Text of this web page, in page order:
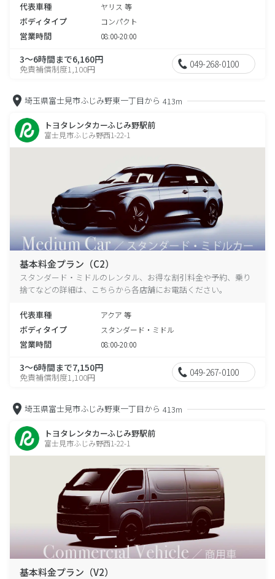
代表車種 ヤリス 等
ボディタイプ コンパクト
営業時間 08:00-20:00
3～6時間まで6,160円
免責補償制度1,100円 049-268-0100
埼玉県富士見市ふじみ野東一丁目から 413m
トヨタレンタカーふじみ野駅前
富士見市ふじみ野西1-22-1
基本料金プラン（C2）
スタンダード・ミドルのレンタル、お得な割引料金や予約、乗り
捨てなどの詳細は、こちらから各店舗にお電話ください。
代表車種 アクア 等
ボディタイプ スタンダード・ミドル
営業時間 08:00-20:00
3～6時間まで7,150円
免責補償制度1,100円 049-267-0100
埼玉県富士見市ふじみ野東一丁目から 413m
トヨタレンタカーふじみ野駅前
富士見市ふじみ野西1-22-1
基本料金プラン（V2）